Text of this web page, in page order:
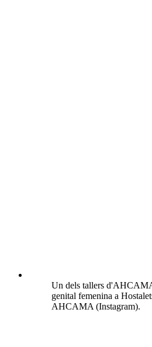
Un dels tallers
genital femenina a
AHCAMA (Instagram).